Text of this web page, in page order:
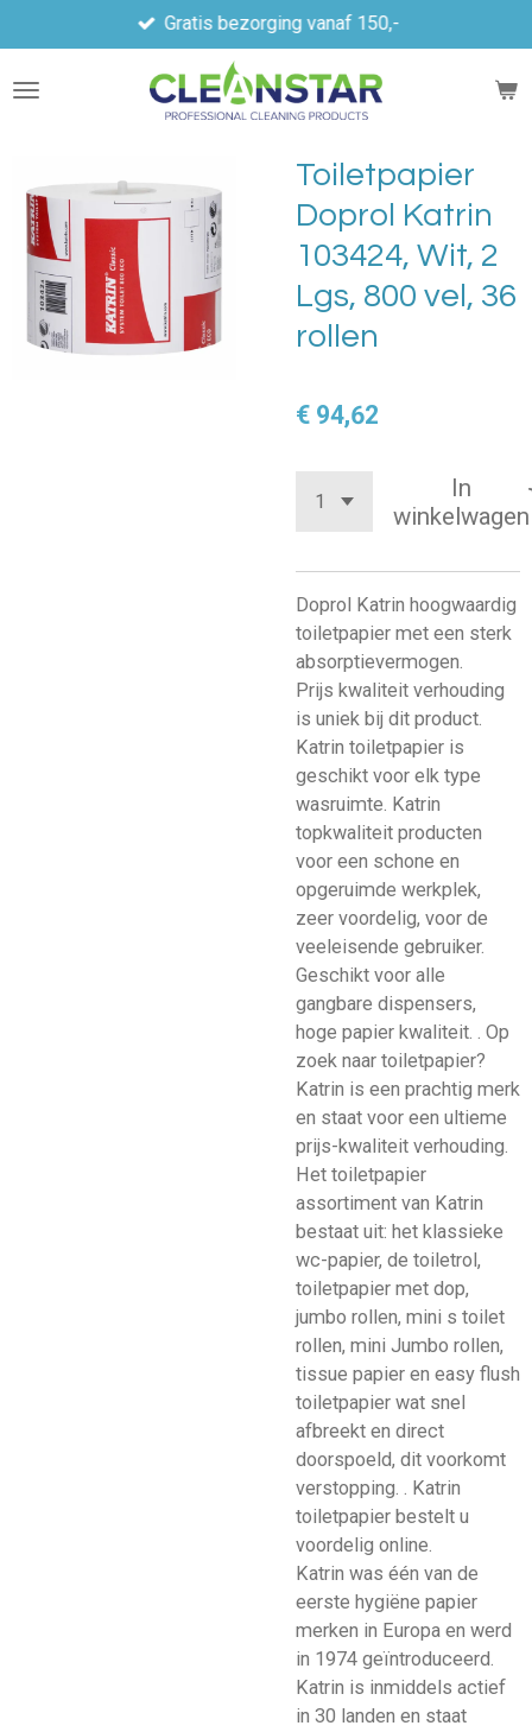
direct
naar
Gratis bezorging vanaf 150,-
Toiletpapier
Doprol Katrin
103424, Wit, 2
Lgs, 800 vel, 36
rollen
€ 94,62
In
winkelwagen
Doprol Katrin hoogwaardig
toiletpapier met een sterk
absorptievermogen.
Prijs kwaliteit verhouding
is uniek bij dit product.
Katrin toiletpapier is
geschikt voor elk type
wasruimte. Katrin
topkwaliteit producten
voor een schone en
opgeruimde werkplek,
zeer voordelig, voor de
veeleisende gebruiker.
Geschikt voor alle
gangbare dispensers,
hoge papier kwaliteit. . Op
zoek naar toiletpapier?
Katrin is een prachtig merk
en staat voor een ultieme
prijs-kwaliteit verhouding.
Het toiletpapier
assortiment van Katrin
bestaat uit: het klassieke
wc-papier, de toiletrol,
toiletpapier met dop,
jumbo rollen, mini s toilet
rollen, mini Jumbo rollen,
tissue papier en easy flush
toiletpapier wat snel
afbreekt en direct
doorspoeld, dit voorkomt
verstopping. . Katrin
toiletpapier bestelt u
voordelig online.
Katrin was één van de
eerste hygiëne papier
merken in Europa en werd
in 1974 geïntroduceerd.
Katrin is inmiddels actief
in 30 landen en staat